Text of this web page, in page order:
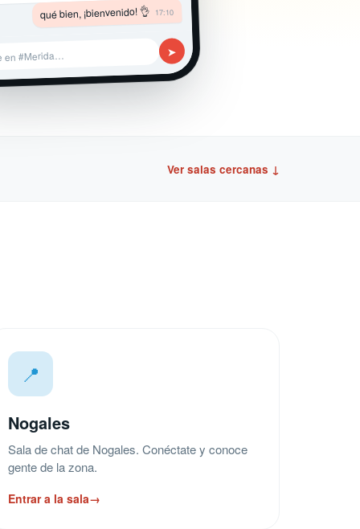
qué bien, ¡bienvenido! 👌 17:10
en #Merida… ➤
Ver salas cercanas ↓
📍
Nogales
Sala de chat de Nogales. Conéctate y conoce
gente de la zona.
Entrar a la sala→